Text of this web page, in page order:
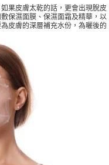
果皮膚太乾的話，更會出現脫皮
保濕面膜、保濕面霜及精華，以
皮膚的深層補充水份，為曬後的